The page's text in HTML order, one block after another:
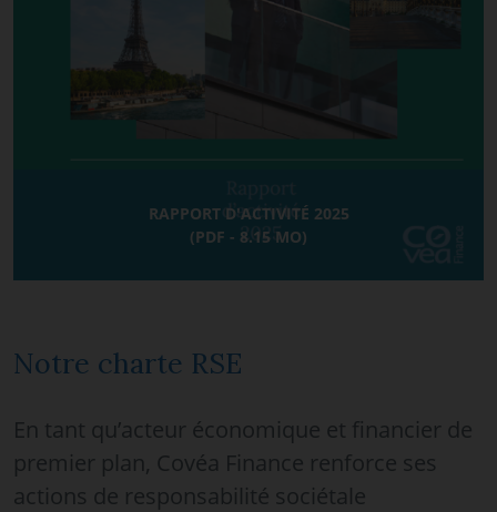
RAPPORT D'ACTIVITÉ 2025
(PDF - 8.15 MO)
Notre charte RSE
En tant qu’acteur économique et financier de
premier plan, Covéa Finance renforce ses
actions de responsabilité sociétale